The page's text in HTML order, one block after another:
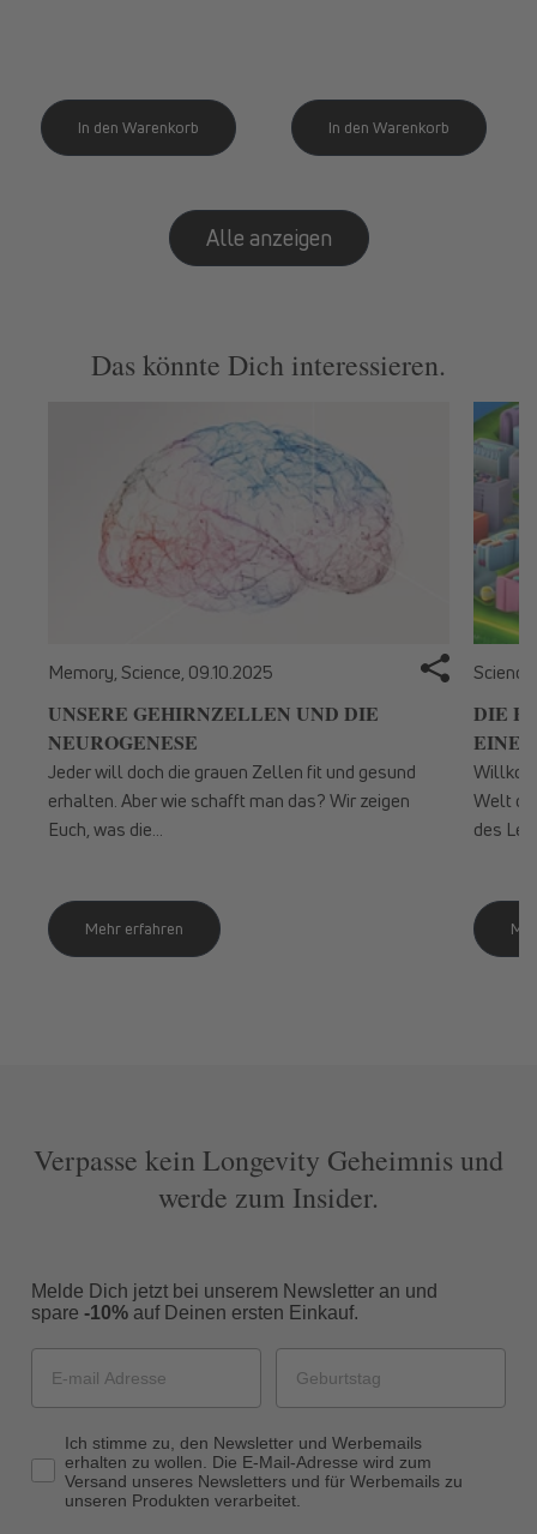
Alle anzeigen
Das könnte Dich interessieren.
Memory, Science, 09.10.2025
UNSERE GEHIRNZELLEN UND DIE
NEUROGENESE
Jeder will doch die grauen Zellen fit und gesund
erhalten. Aber wie schafft man das? Wir zeigen
Euch, was die...
Mehr erfahren
DIE
EINE
Welt
des
Verpasse kein Longevity Geheimnis und
werde zum Insider.
Melde Dich jetzt bei unserem Newsletter an und
spare -10% auf Deinen ersten Einkauf.
Ich stimme zu, den Newsletter und Werbemails
erhalten zu wollen. Die E-Mail-Adresse wird zum
Versand unseres Newsletters und für Werbemails zu
unseren Produkten verarbeitet.